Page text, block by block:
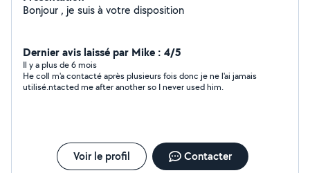
Bonjour , je suis à votre disposition
Dernier avis laissé par Mike : 4/5
Il y a plus de 6 mois
He coIl m'a contacté après plusieurs fois donc je ne l'ai jamais
utilisé.ntacted me after another so I never used him.
Voir le profil Contacter